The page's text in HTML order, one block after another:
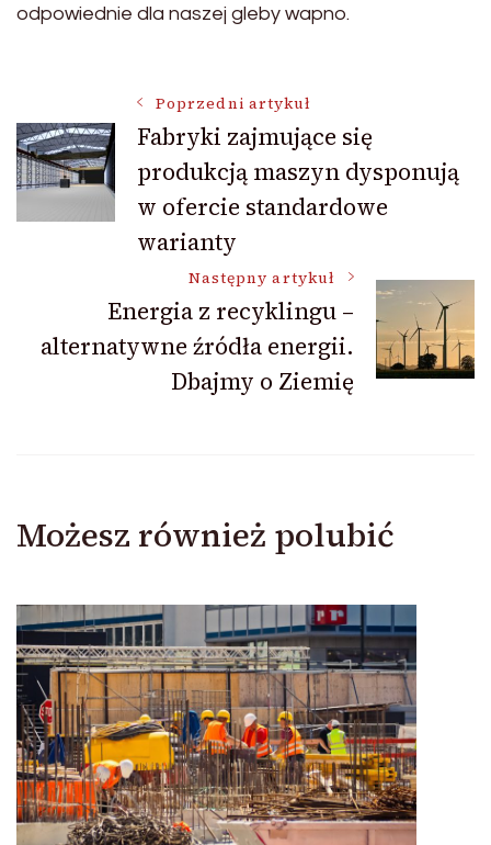
odpowiednie dla naszej gleby wapno.
Nawigacja
wpisu
Poprzedni artykuł
Fabryki zajmujące się
produkcją maszyn dysponują
w ofercie standardowe
warianty
Następny artykuł
Energia z recyklingu –
alternatywne źródła energii.
Dbajmy o Ziemię
Możesz również polubić